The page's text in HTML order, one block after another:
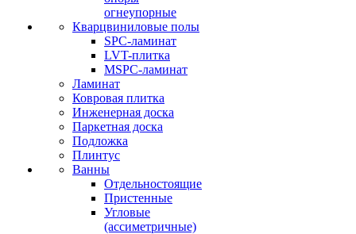
огнеупорные
Кварцвиниловые полы
SPC-ламинат
LVT-плитка
MSPC-ламинат
Ламинат
Ковровая плитка
Инженерная доска
Паркетная доска
Подложка
Плинтус
Ванны
Отдельностоящие
Пристенные
Угловые
(ассиметричные)